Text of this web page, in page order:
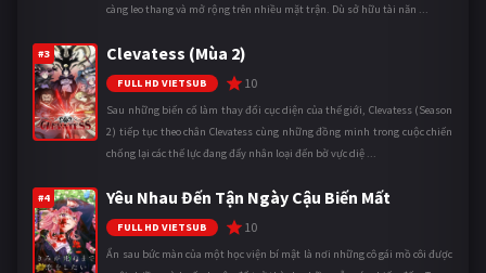
càng leo thang và mở rộng trên nhiều mặt trận. Dù sở hữu tài năn ...
#3 Clevatess (Mùa 2)
FULL HD VIETSUB 10
Sau những biến cố làm thay đổi cục diện của thế giới, Clevatess (Season
2) tiếp tục theo chân Clevatess cùng những đồng minh trong cuộc chiến
chống lại các thế lực đang đẩy nhân loại đến bờ vực diệ ...
#4 Yêu Nhau Đến Tận Ngày Cậu Biến Mất
FULL HD VIETSUB 10
Ẩn sau bức màn của một học viện bí mật là nơi những cô gái mồ côi được